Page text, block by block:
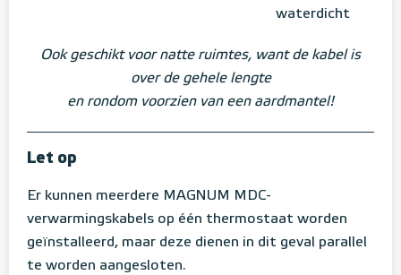
waterdicht
Ook geschikt voor natte ruimtes, want de kabel is
over de gehele lengte
en rondom voorzien van een aardmantel!
Let op
Er kunnen meerdere MAGNUM MDC-
verwarmingskabels op één thermostaat worden
geïnstalleerd, maar deze dienen in dit geval parallel
te worden aangesloten.